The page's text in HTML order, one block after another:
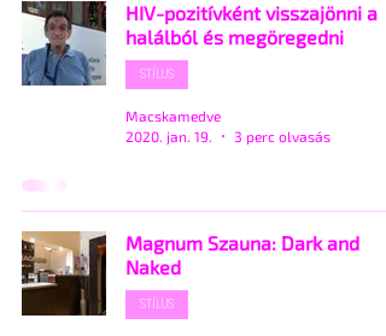
HIV-pozitívként visszajönni a
halálból és megöregedni
STÍLUS
Macskamedve
2020. jan. 19.
3 perc olvasás
Magnum Szauna: Dark and
Naked
STÍLUS